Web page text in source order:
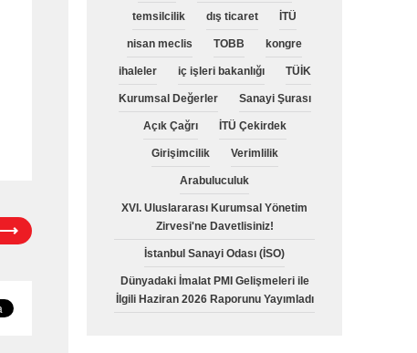
temsilcilik dış ticaret İTÜ
nisan meclis TOBB kongre
ihaleler iç işleri bakanlığı TÜİK
Kurumsal Değerler Sanayi Şurası
Açık Çağrı İTÜ Çekirdek
Girişimcilik Verimlilik
Arabuluculuk
XVI. Uluslararası Kurumsal Yönetim
Zirvesi'ne Davetlisiniz!
İstanbul Sanayi Odası (İSO)
Dünyadaki İmalat PMI Gelişmeleri ile
İlgili Haziran 2026 Raporunu Yayımladı